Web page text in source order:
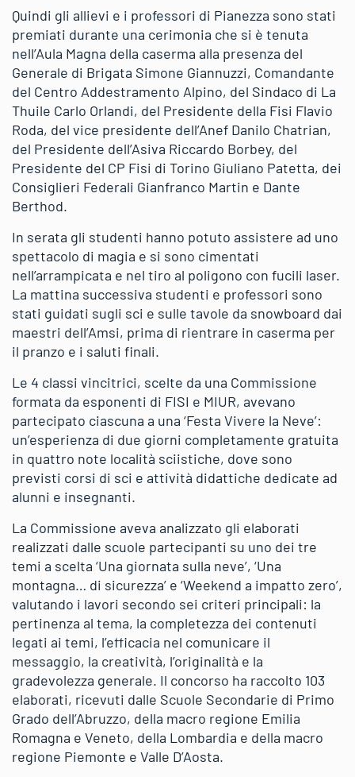
Quindi gli allievi e i professori di Pianezza sono stati
premiati durante una cerimonia che si è tenuta
nell’Aula Magna della caserma alla presenza del
Generale di Brigata Simone Giannuzzi, Comandante
del Centro Addestramento Alpino, del Sindaco di La
Thuile Carlo Orlandi, del Presidente della Fisi Flavio
Roda, del vice presidente dell’Anef Danilo Chatrian,
del Presidente dell’Asiva Riccardo Borbey, del
Presidente del CP Fisi di Torino Giuliano Patetta, dei
Consiglieri Federali Gianfranco Martin e Dante
Berthod.
In serata gli studenti hanno potuto assistere ad uno
spettacolo di magia e si sono cimentati
nell’arrampicata e nel tiro al poligono con fucili laser.
La mattina successiva studenti e professori sono
stati guidati sugli sci e sulle tavole da snowboard dai
maestri dell’Amsi, prima di rientrare in caserma per
il pranzo e i saluti finali.
Le 4 classi vincitrici, scelte da una Commissione
formata da esponenti di FISI e MIUR, avevano
partecipato ciascuna a una ‘Festa Vivere la Neve’:
un’esperienza di due giorni completamente gratuita
in quattro note località sciistiche, dove sono
previsti corsi di sci e attività didattiche dedicate ad
alunni e insegnanti.
La Commissione aveva analizzato gli elaborati
realizzati dalle scuole partecipanti su uno dei tre
temi a scelta ‘Una giornata sulla neve’, ‘Una
montagna… di sicurezza’ e ‘Weekend a impatto zero’,
valutando i lavori secondo sei criteri principali: la
pertinenza al tema, la completezza dei contenuti
legati ai temi, l’efficacia nel comunicare il
messaggio, la creatività, l’originalità e la
gradevolezza generale. Il concorso ha raccolto 103
elaborati, ricevuti dalle Scuole Secondarie di Primo
Grado dell’Abruzzo, della macro regione Emilia
Romagna e Veneto, della Lombardia e della macro
regione Piemonte e Valle D’Aosta.